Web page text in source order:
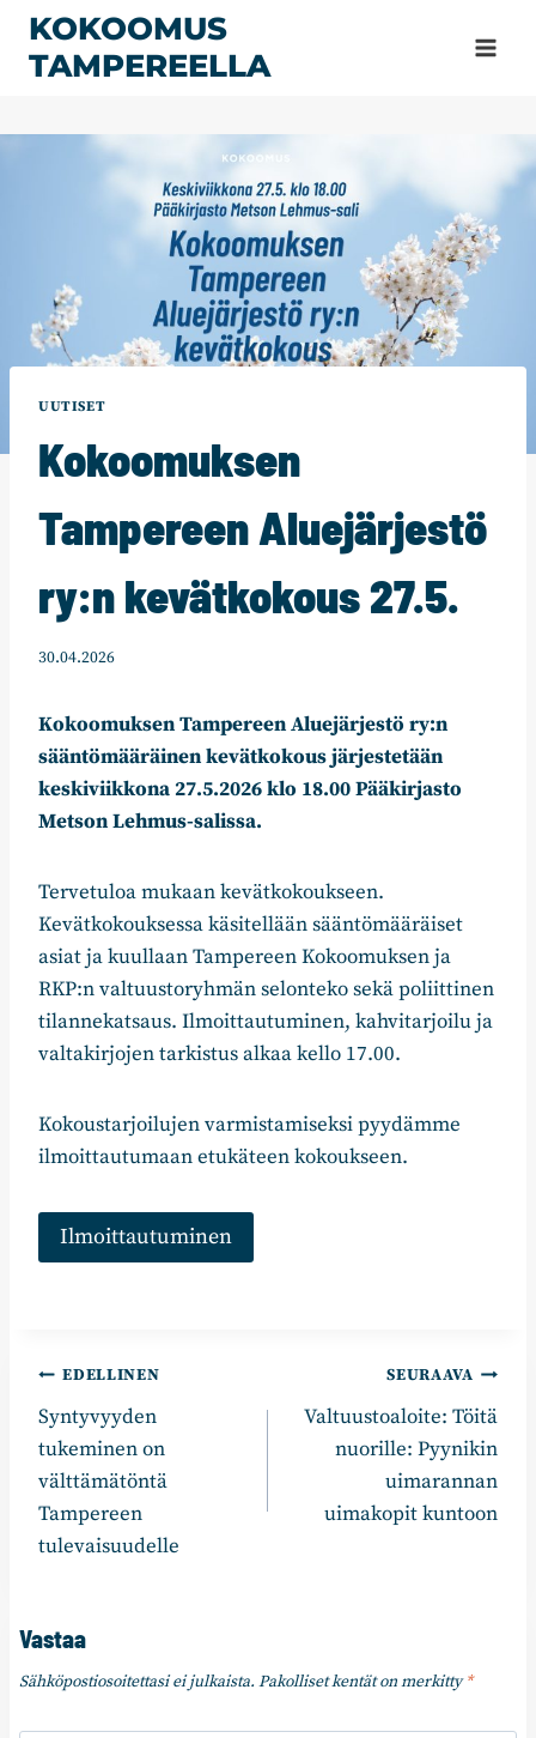
Siirry
sisältöön
KOKOOMUS
TAMPEREELLA
UUTISET
Kokoomuksen
Tampereen Aluejärjestö
ry:n kevätkokous 27.5.
30.04.2026
Kokoomuksen Tampereen Aluejärjestö ry:n
sääntömääräinen kevätkokous järjestetään
keskiviikkona 27.5.2026 klo 18.00 Pääkirjasto
Metson Lehmus-salissa.
Tervetuloa mukaan kevätkokoukseen.
Kevätkokouksessa käsitellään sääntömääräiset
asiat ja kuullaan Tampereen Kokoomuksen ja
RKP:n valtuustoryhmän selonteko sekä poliittinen
tilannekatsaus. Ilmoittautuminen, kahvitarjoilu ja
valtakirjojen tarkistus alkaa kello 17.00.
Kokoustarjoilujen varmistamiseksi pyydämme
ilmoittautumaan etukäteen kokoukseen.
Ilmoittautuminen
Artikkelien
selaus
EDELLINEN
Syntyvyyden
tukeminen on
välttämätöntä
Tampereen
tulevaisuudelle
SEURAAVA
Valtuustoaloite: Töitä
nuorille: Pyynikin
uimarannan
uimakopit kuntoon
Vastaa
Sähköpostiosoitettasi ei julkaista. Pakolliset kentät on merkitty*